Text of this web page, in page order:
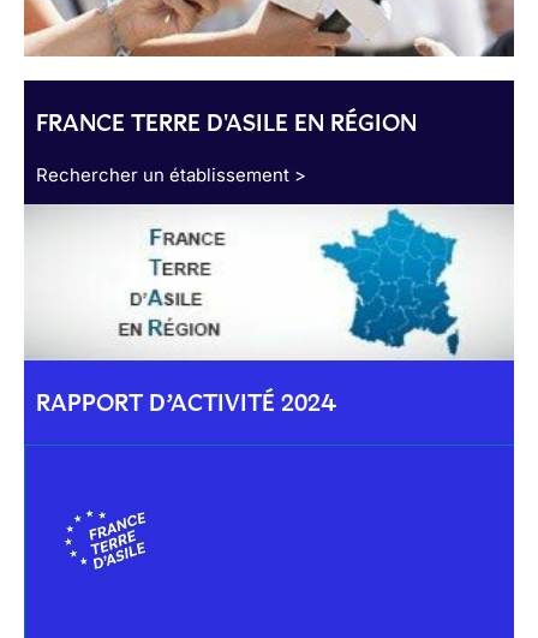
FRANCE TERRE D'ASILE EN RÉGION
Rechercher un établissement >
RAPPORT D’ACTIVITÉ 2024